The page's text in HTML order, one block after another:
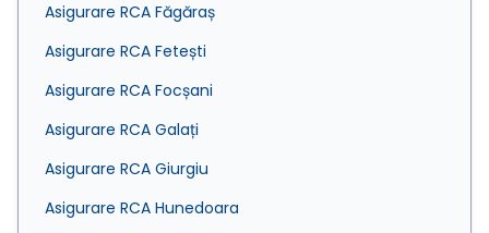
Asigurare RCA Făgăraș
Asigurare RCA Fetești
Asigurare RCA Focșani
Asigurare RCA Galați
Asigurare RCA Giurgiu
Asigurare RCA Hunedoara